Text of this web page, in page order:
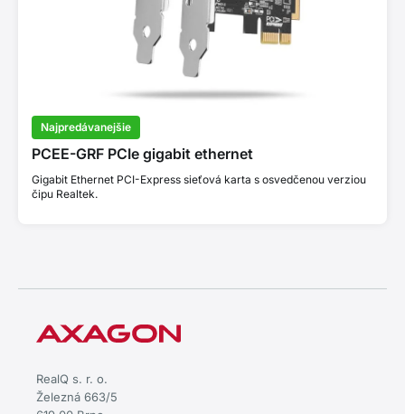
Najpredávanejšie
PCEE-GRF PCIe gigabit ethernet
Gigabit Ethernet PCI-Express sieťová karta s osvedčenou verziou
čipu Realtek.
RealQ s. r. o.
Železná 663/5